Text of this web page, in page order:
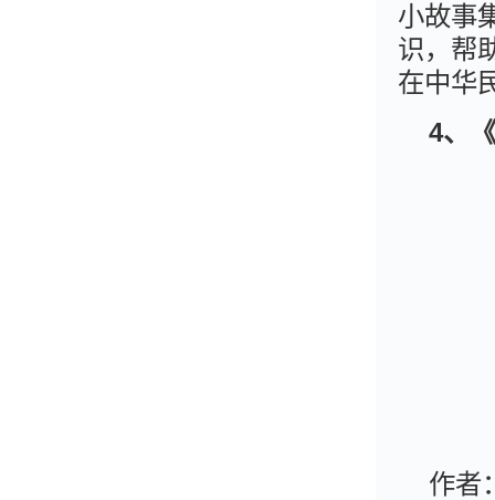
小故事
识，帮
在中华
4、
作者